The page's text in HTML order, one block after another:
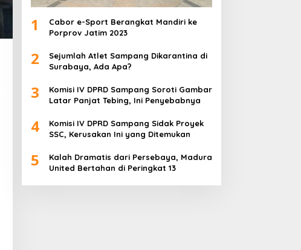
1
Cabor e-Sport Berangkat Mandiri ke
Porprov Jatim 2023
2
Sejumlah Atlet Sampang Dikarantina di
Surabaya, Ada Apa?
3
Komisi IV DPRD Sampang Soroti Gambar
Latar Panjat Tebing, Ini Penyebabnya
4
Komisi IV DPRD Sampang Sidak Proyek
SSC, Kerusakan Ini yang Ditemukan
5
Kalah Dramatis dari Persebaya, Madura
United Bertahan di Peringkat 13